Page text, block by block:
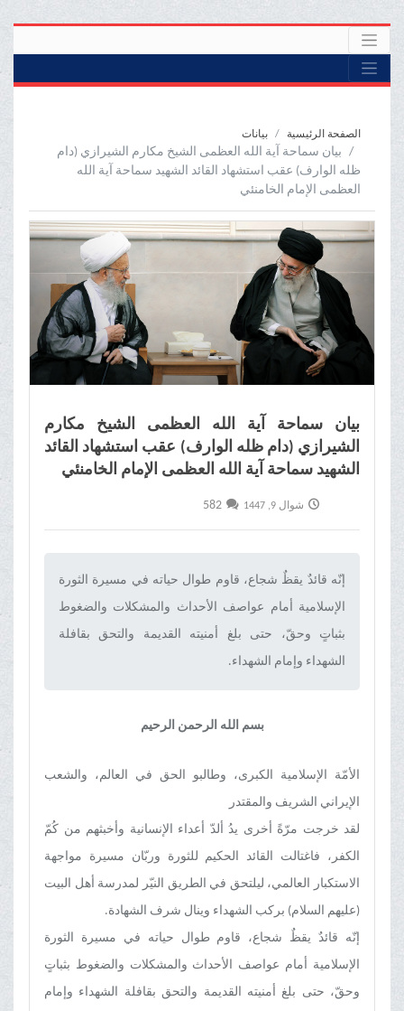
الصفحة الرئيسية بیانات
بیان سماحة آیة الله العظمی الشیخ مکارم الشیرازي (دام
ظله الوارف) عقب استشهاد القائد الشهید سماحة آیة الله
العظمی الإمام الخامنئي
بیان سماحة آیة الله العظمی الشیخ مکارم
الشیرازي (دام ظله الوارف) عقب استشهاد القائد
الشهید سماحة آیة الله العظمی الإمام الخامنئي
شوال 9, 1447 582
إنّه قائدٌ يقظٌ شجاع، قاوم طوال حياته في مسيرة الثورة
الإسلامية أمام عواصف الأحداث والمشكلات والضغوط
بثباتٍ وحقّ، حتى بلغ أمنيته القديمة والتحق بقافلة
الشهداء وإمام الشهداء.‌
بسم الله الرحمن الرحيم
الأمّة الإسلامية الكبرى، وطالبو الحق في العالم، والشعب
الإيراني الشريف والمقتدر
لقد خرجت مرّةً أخرى يدُ ألدّ أعداء الإنسانية وأخبثهم من كُمّ
الكفر، فاغتالت القائد الحكيم للثورة وربّان مسيرة مواجهة
الاستكبار العالمي، ليلتحق في الطريق النيّر لمدرسة أهل البيت
(عليهم السلام) بركب الشهداء وينال شرف الشهادة.
إنّه قائدٌ يقظٌ شجاع، قاوم طوال حياته في مسيرة الثورة
الإسلامية أمام عواصف الأحداث والمشكلات والضغوط بثباتٍ
وحقّ، حتى بلغ أمنيته القديمة والتحق بقافلة الشهداء وإمام